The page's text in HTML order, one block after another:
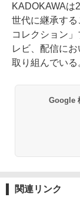
KADOKAWAは
世代に継承す
コレクション
レビ、配信に
取り組んでいる
Google
関連リンク